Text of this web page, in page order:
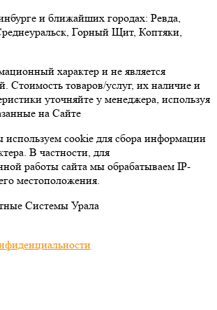
и ближайших городах: Ревда,
Горный Щит, Коптяки,
характер и не является
Стоимость товаров/услуг, их наличие и
уточняйте у менеджера, используя
на Сайте
cookie для сбора информации
В частности, для
работы сайта мы обрабатываем IP-
местоположения.
Системы Урала